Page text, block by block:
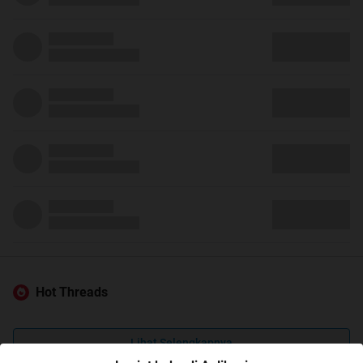
Hot Threads
Lihat Selengkapnya